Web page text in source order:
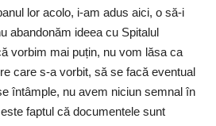
lor acolo, i-am adus aici, o să-i
abandonăm ideea cu Spitalul
vorbim mai puțin, nu vom lăsa ca
care s-a vorbit, să se facă eventual
întâmple, nu avem niciun semnal în
faptul că documentele sunt